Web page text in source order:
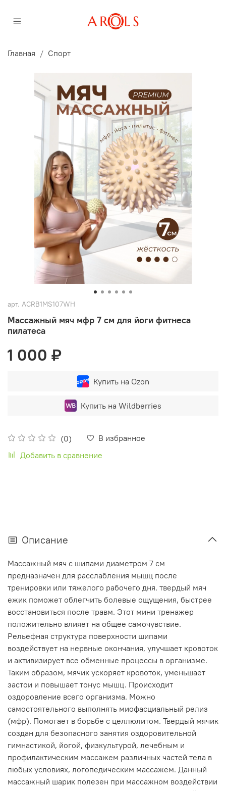
Главная Спорт
арт. ACRB1MS107WH
Массажный мяч мфр 7 см для йоги фитнеса
пилатеса
(0)
В избранное
Добавить в сравнение
1 000 ₽
Купить на Ozon
Купить на Wildberries
Описание
Массажный мяч с шипами диаметром 7 см
предназначен для расслабления мышц после
тренировки или тяжелого рабочего дня. твердый мяч
ежик поможет облегчить болевые ощущения, быстрее
восстановиться после травм. Этот мини тренажер
положительно влияет на общее самочувствие.
Рельефная структура поверхности шипами
воздействует на нервные окончания, улучшает кровоток
и активизирует все обменные процессы в организме.
Таким образом, мячик ускоряет кровоток, уменьшает
застои и повышает тонус мышц. Происходит
оздоровление всего организма. Можно
самостоятельного выполнять миофасциальный релиз
(мфр). Помогает в борьбе с целлюлитом. Твердый мячик
создан для безопасного занятия оздоровительной
гимнастикой, йогой, физкультурой, лечебным и
профилактическим массажем различных частей тела в
любых условиях, логопедическим массажем. Данный
массажный шарик полезен при массажном воздействии